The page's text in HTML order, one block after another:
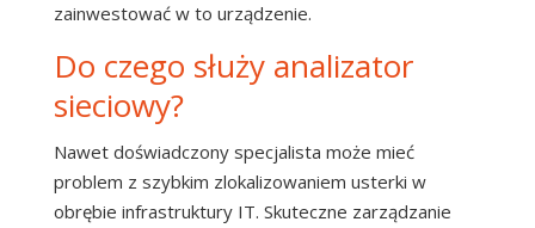
zainwestować w to urządzenie.
Do czego służy analizator
sieciowy?
Nawet doświadczony specjalista może mieć
problem z szybkim zlokalizowaniem usterki w
obrębie infrastruktury IT. Skuteczne zarządzanie